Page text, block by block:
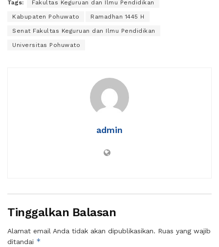
Tags: Fakultas Keguruan dan Ilmu Pendidikan
Kabupaten Pohuwato Ramadhan 1445 H
Senat Fakultas Keguruan dan Ilmu Pendidikan
Universitas Pohuwato
admin
Tinggalkan Balasan
Alamat email Anda tidak akan dipublikasikan. Ruas yang wajib
ditandai *